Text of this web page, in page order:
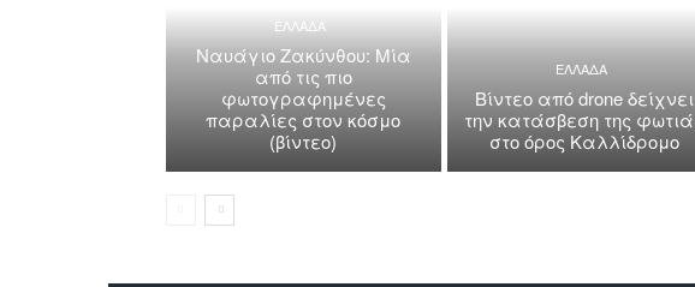
ΕΛΛΑΔΑ
Ναυάγιο Ζακύνθου: Μία
από τις πιο
φωτογραφημένες
παραλίες στον κόσμο
(βίντεο)
ΕΛΛΑΔΑ
Βίντεο από drone δείχνει
την κατάσβεση της
στο όρος Καλλίδρομο